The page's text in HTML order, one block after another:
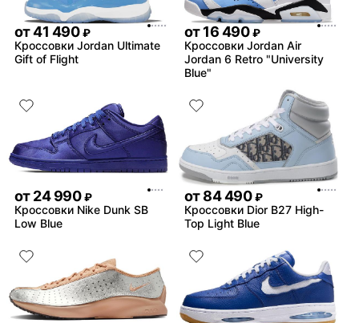
от41 490 ₽
Кроссовки Jordan Ultimate
Gift of Flight
от16 490 ₽
Кроссовки Jordan Air
Jordan 6 Retro "University
Blue"
от24 990 ₽
Кроссовки Nike Dunk SB
Low Blue
от84 490 ₽
Кроссовки Dior B27 High-
Top Light Blue